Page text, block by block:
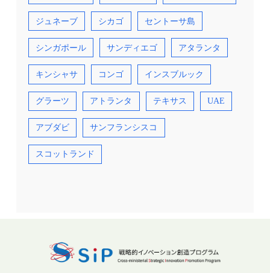
ジュネーブ シカゴ セントーサ島
シンガポール サンディエゴ アタランタ
キンシャサ コンゴ インスブルック
グラーツ アトランタ テキサス UAE
アブダビ サンフランシスコ
スコットランド